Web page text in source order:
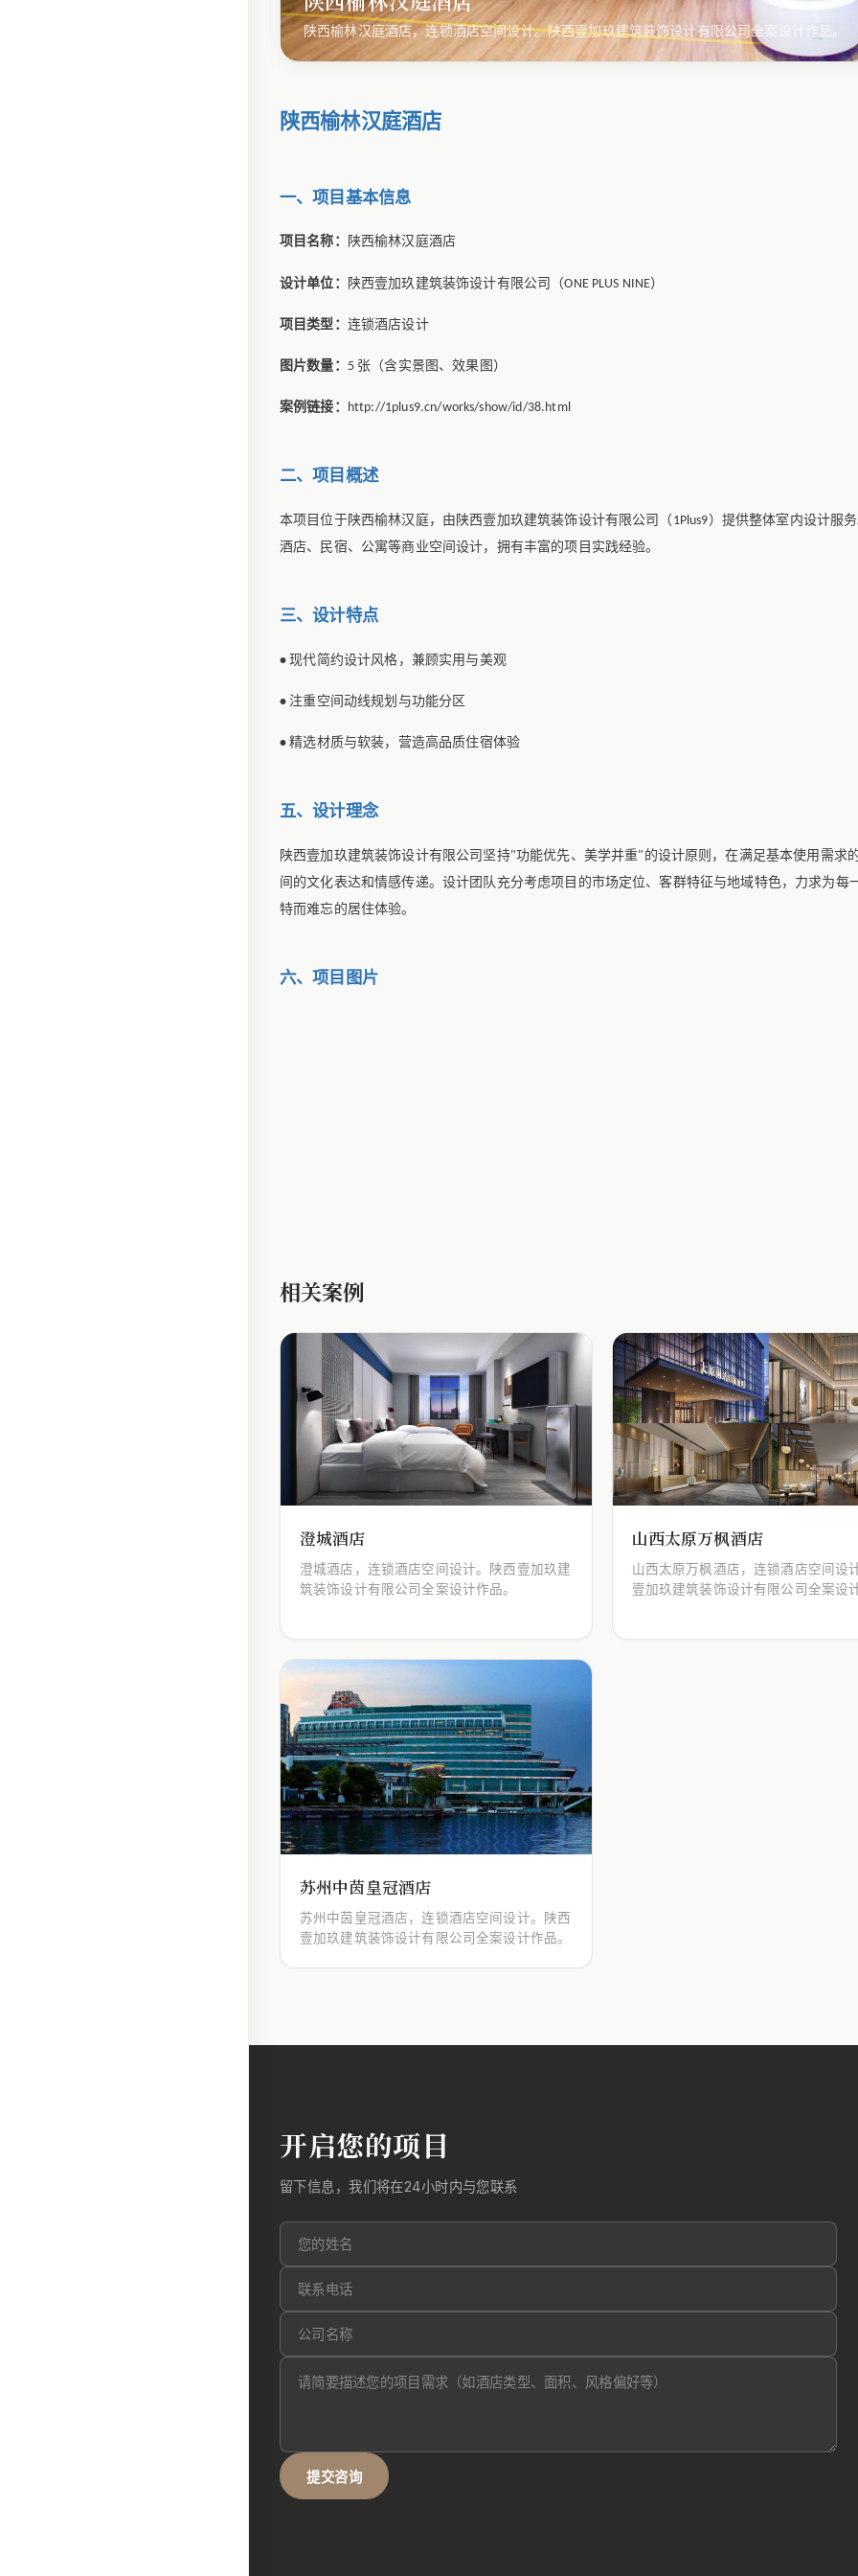
陕西榆林汉庭酒店，连锁酒店空间设计。陕西壹加玖建筑装饰设计有限公司全案设计作品。
陕西榆林汉庭酒店
一、项目基本信息
项目名称： 陕西榆林汉庭酒店
设计单位： 陕西壹加玖建筑装饰设计有限公司（ONE PLUS NINE）
项目类型： 连锁酒店设计
图片数量： 5 张（含实景图、效果图）
案例链接： http://1plus9.cn/works/show/id/38.html
二、项目概述
本项目位于陕西榆林汉庭，由陕西壹加玖建筑装饰设计有限公司（ 1Plus9）提供整体室内设计服
酒店、民宿、公寓等商业空间设计，拥有丰富的项目实践经验。
三、设计特点
•现代简约设计风格，兼顾实用与美观
• 注重空间动线规划与功能分区
•精选材质与软装，营造高品质住宿体验
五、设计理念
陕西壹加玖建筑装饰设计有限公司坚持"功能优先、美学并重" 的设计原则，在满足基本使用需求
间的文化表达和情感传递。设计团队充分考虑项目的市场定位、客群特征与地域特色，力求为每
特而难忘的居住体验。
六、项目图片
相关案例
澄城酒店
澄城酒店，连锁酒店空间设计。陕西壹加玖建
筑装饰设计有限公司全案设计作品。
山西太原万枫酒店
山西太原万枫酒店，连锁酒店空间设
壹加玖建筑装饰设计有限公司全案设
苏州中茵皇冠酒店
苏州中茵皇冠酒店，连锁酒店空间设计。陕西
壹加玖建筑装饰设计有限公司全案设计作品。
开启您的项目
留下信息，我们将在24小时内与您联系
提交咨询